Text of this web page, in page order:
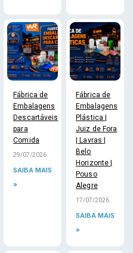
Fábrica de
Embalagens
Descartáveis
para
Comida
29/07/2026
SAIBA MAIS
»
Fábrica de
Embalagens
Plástica |
Juiz de Fora
| Lavras |
Belo
Horizonte |
Pouso
Alegre
17/07/2026
SAIBA MAIS
»